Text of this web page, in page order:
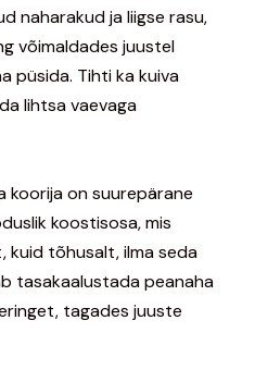
naharakud ja liigse rasu,
g võimaldades juustel
püsida. Tihti ka kuiva
lihtsa vaevaga
koorija on suurepärane
koostisosa, mis
kuid tõhusalt, ilma seda
tasakaalustada peanaha
tagades juuste